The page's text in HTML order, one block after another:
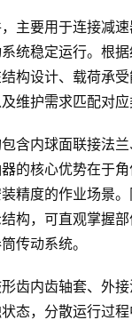
主要用于连接减
统稳定运行。根
构设计、载荷承
维护需求匹配对应
含内球面联接法
的核心优势在于
精度的作业场景
构，可直观掌握
传动系统。
齿内齿轴套、外
态，分散运行过